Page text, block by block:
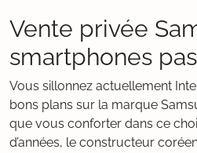
Vente privée
smartphones
Vous sillonnez actuellement
bons plans sur la marque
que vous conforter dans ce
d’années, le constructeur